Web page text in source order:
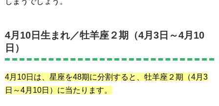
4月10日生まれ／牡羊座２期（4月3日～4月10
日）
4月10日は、星座を48期に分割すると、牡羊座２期
（4月3
日～4月10日） に当たります。